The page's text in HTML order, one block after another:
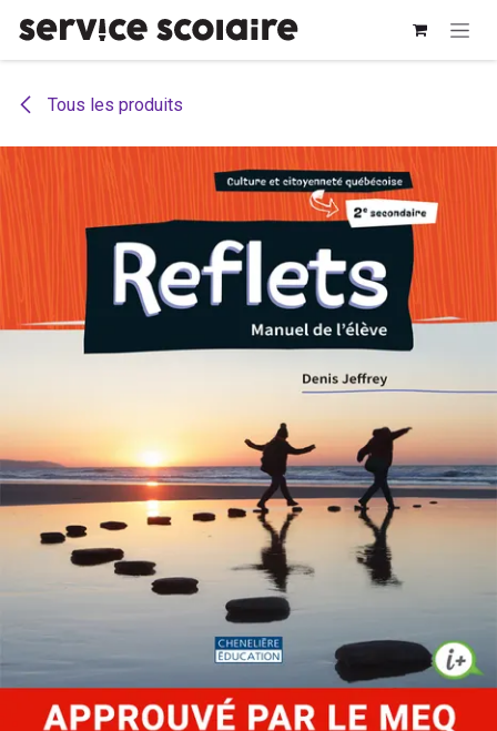
Tous les produits